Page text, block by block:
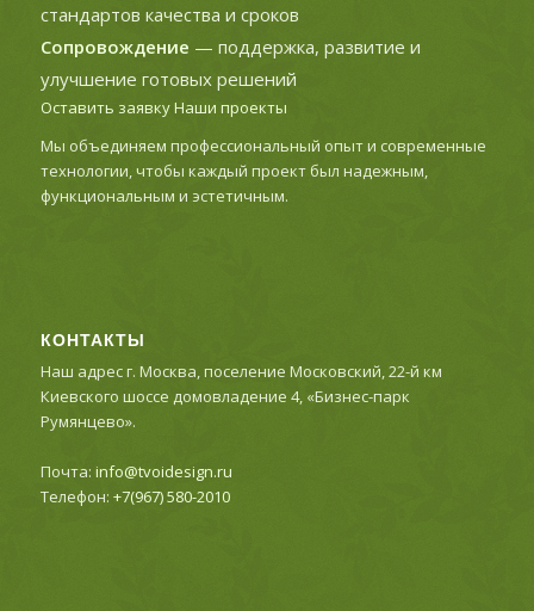
стандартов качества и сроков
Сопровождение — поддержка, развитие и
улучшение готовых решений
Оставить заявкуНаши проекты
Мы объединяем профессиональный опыт и современные
технологии, чтобы каждый проект был надежным,
функциональным и эстетичным.
КОНТАКТЫ
Наш адрес г. Москва, поселение Московский, 22-й км
Киевского шоссе домовладение 4, «Бизнес-парк
Румянцево».
Почта: info@tvoidesign.ru
Телефон: +7(967) 580-2010